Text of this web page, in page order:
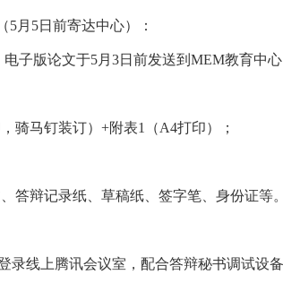
5月5日前寄达中心）：
子版论文于5月3日前发送到MEM教育中心
骑马钉装订）+附表1（A4打印）；
答辩记录纸、草稿纸、签字笔、身份证等。
录线上腾讯会议室，配合答辩秘书调试设